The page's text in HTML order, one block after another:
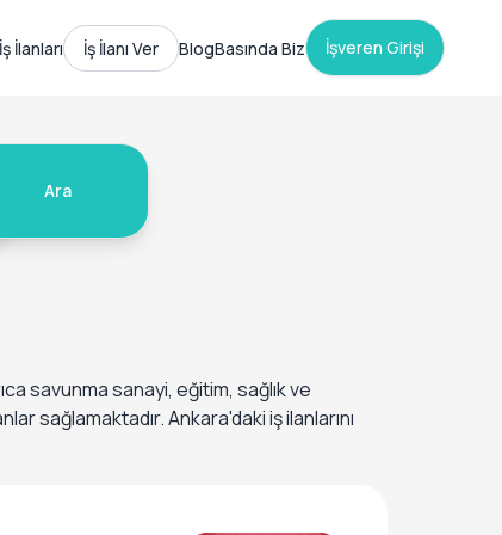
İş İlanları İş İlanı Ver BlogBasında Biz İşveren Girişi
Ara
savunma sanayi, eğitim, sağlık ve
sağlamaktadır. Ankara'daki iş ilanlarını